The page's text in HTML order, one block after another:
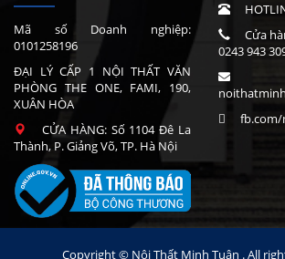
Mã số Doanh nghiệp:
0101258196
ĐẠI LÝ CẤP 1 NỘI THẤT VĂN
PHÒNG THE ONE, FAMI, 190,
XUÂN HÒA
CỬA HÀNG: Số 1104 Đê La
Thành, P. Giảng Võ, TP. Hà Nội
Cửa
0243 943
Copyright © Nội Thất Minh Tuân . All